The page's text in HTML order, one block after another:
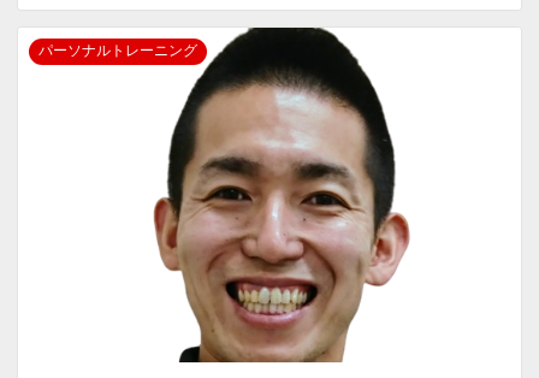
パーソナルトレーニング